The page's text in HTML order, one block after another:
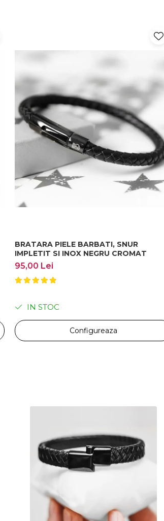
BRATARA PIELE BARBATI, SNUR
IMPLETIT SI INOX NEGRU CROMAT
95,00 Lei
IN STOC
Configureaza